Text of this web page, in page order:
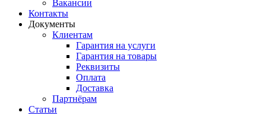
Вакансии
Контакты
Документы
Клиентам
Гарантия на услуги
Гарантия на товары
Реквизиты
Оплата
Доставка
Партнёрам
Статьи